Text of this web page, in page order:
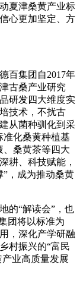
夏津桑黄产业标
心更加坚定、方
百集团自2017年
古桑产业研究
研发四大维度实
技术，不扰古
从菌种驯化到采
准化桑黄种植基
、桑黄茶等四大
耕、科技赋能，
，成为推动桑黄
的“解读会”，也
团将以标准为
，深化产学研融
村振兴的“富民
业高质量发展